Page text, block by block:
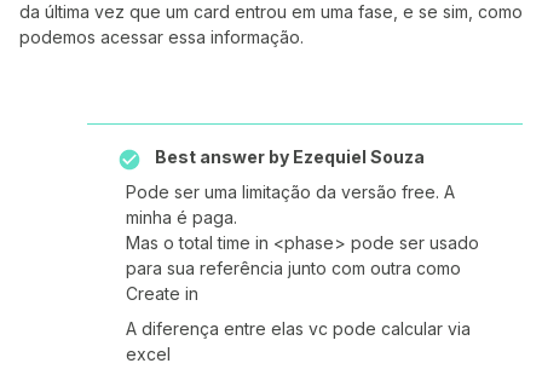
da última vez que um card entrou em uma fase, e se sim, como
podemos acessar essa informação.
Best answer by Ezequiel Souza
Pode ser uma limitação da versão free. A
minha é paga.
Mas o total time in <phase> pode ser usado
para sua referência junto com outra como
Create in
A diferença entre elas vc pode calcular via
excel